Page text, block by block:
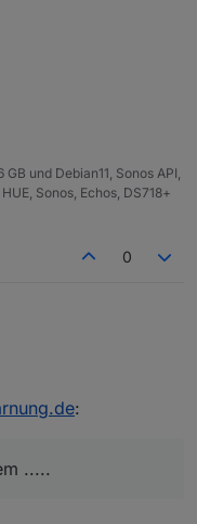
und Debian11, Sonos API,
Sonos, Echos, DS718+
0
..... :
.....